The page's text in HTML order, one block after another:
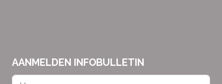
AANMELDEN INFOBULLETIN